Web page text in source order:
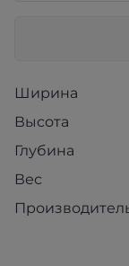
Ширина
Высота
Глубина
Вес